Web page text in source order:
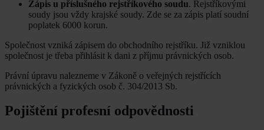
Zápis u příslušného rejstříkového soudu. Rejstříkovými
soudy jsou vždy krajské soudy. Zde se za zápis platí soudní
poplatek 6000 korun.
Společnost vzniká zápisem do obchodního rejstříku. Již vzniklou
společnost je třeba přihlásit k dani z příjmu právnických osob.
Právní úpravu nalezneme v Zákoně o veřejných rejstřících
právnických a fyzických osob č. 304/2013 Sb.
Pojištění profesní odpovědnosti